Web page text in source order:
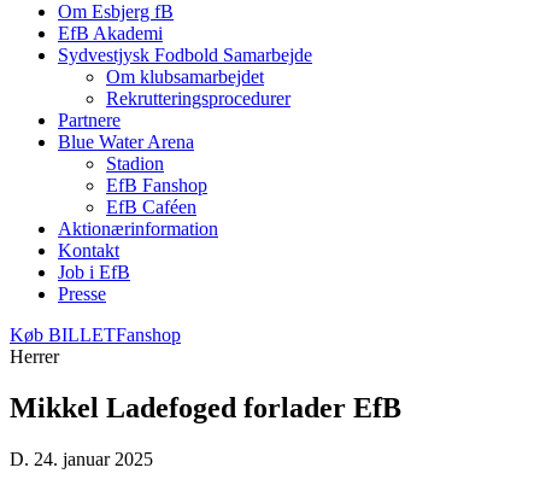
Om Esbjerg fB
EfB Akademi
Sydvestjysk Fodbold Samarbejde
Om klubsamarbejdet
Rekrutteringsprocedurer
Partnere
Blue Water Arena
Stadion
EfB Fanshop
EfB Caféen
Aktionærinformation
Kontakt
Job i EfB
Presse
Køb BILLETFanshop
Herrer
Mikkel Ladefoged forlader EfB
D. 24. januar 2025